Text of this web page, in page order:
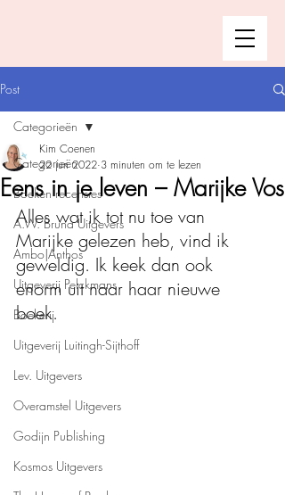
Post
Categorieën
Boeken recensies
A.W. Bruna Uitgevers
Ambo|Anthos
Uitgeverij Pelckmans
Boekerij
Uitgeverij Luitingh-Sijthoff
Lev. Uitgevers
Overamstel Uitgevers
Godijn Publishing
Kosmos Uitgevers
Categorieën
Eens in je leven – Marijke Vos
Kim Coenen
22 jun 2022 3 minuten om te lezen
Alles wat ik tot nu toe van
Marijke gelezen heb, vind ik
geweldig. Ik keek dan ook
enorm uit naar haar nieuwe
boek.